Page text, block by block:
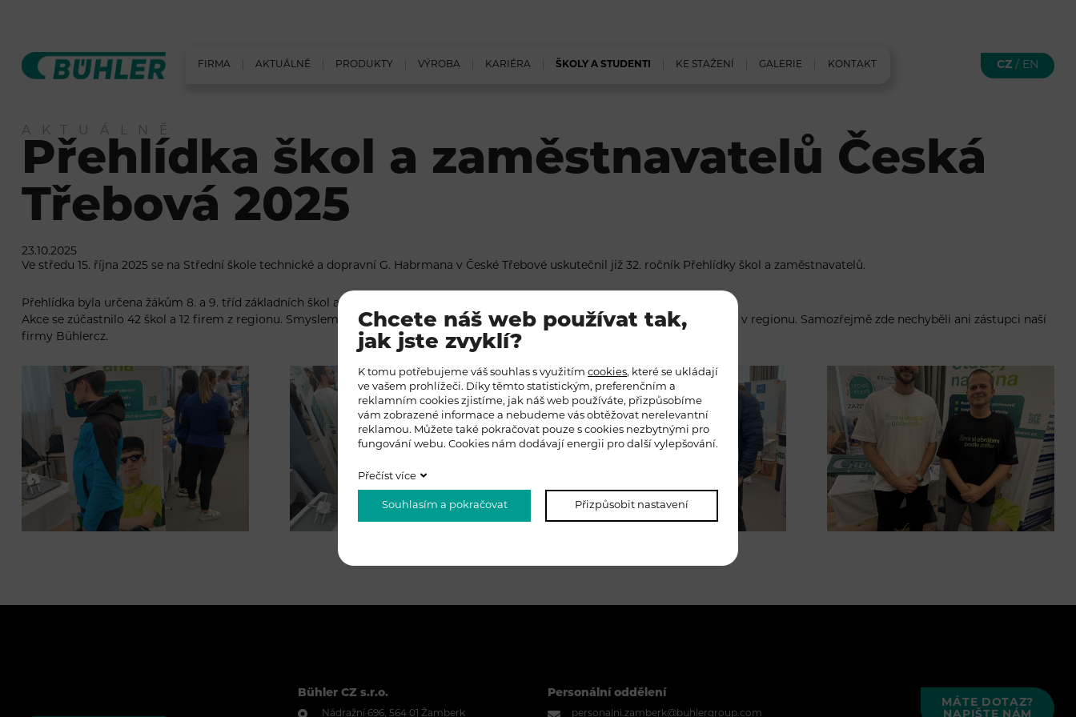
CZ / EN
FIRMA AKTUÁLNĚ PRODUKTY VÝROBA KARIÉRA ŠKOLY A STUDENTI KE STAŽENÍ GALERIE KONTAKT
AKTUÁLNĚ
Přehlídka škol a zaměstnavatelů Česká
Třebová 2025
23.10.2025
Ve středu 15. října 2025 se na Střední škole technické a dopravní G. Habrmana v České Třebové uskutečnil již 32. ročník Přehlídky škol a zaměstnavatelů.
Přehlídka byla určena žákům 8. a 9. tříd základních škol a jejich rodičům, kteří se rozhodují, jakou střední školu si vyberou.
Akce se zúčastnilo 42 škol a 12 firem z regionu. Smyslem celé akce je představit možnosti dalšího studia a profesního směřování v regionu. Samozřejmě zde nechyběli ani zástupci naší
firmy Bühlercz.
Bühler CZ s.r.o.
Nádražní 696, 564 01 Žamberk
Personální oddělení
personalni.zamberk@buhlergroup.com
MÁTE DOTAZ?
Chcete náš web používat tak,
jak jste zvyklí?
K tomu potřebujeme váš souhlas s využitím cookies, které se ukládají
ve vašem prohlížeči. Díky těmto statistickým, preferenčním a
reklamním cookies zjistíme, jak náš web používáte, přizpůsobíme
vám zobrazené informace a nebudeme vás obtěžovat nerelevantní
reklamou. Můžete také pokračovat pouze s cookies nezbytnými pro
fungování webu. Cookies nám dodávají energii pro další vylepšování.
Přečíst více
Souhlasím a pokračovat Přizpůsobit nastavení